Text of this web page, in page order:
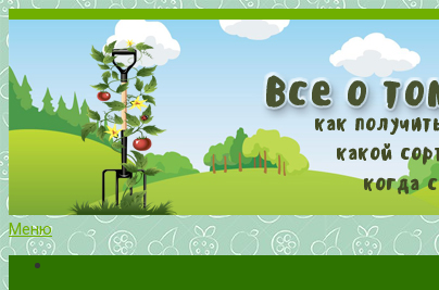
Все о томатах. Выращивание томатов. Сорта и рассада.
Выращивание и уход за томатами
Меню